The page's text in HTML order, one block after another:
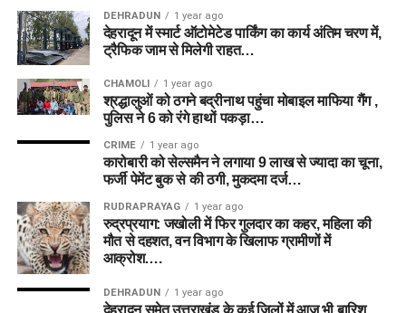
DEHRADUN 1 year ago
देहरादून में स्मार्ट ऑटोमेटेड पार्किंग का कार्य अंतिम चरण में,
ट्रैफिक जाम से मिलेगी राहत…
CHAMOLI 1 year ago
श्रद्धालुओं को ठगने बद्रीनाथ पहुंचा मोबाइल माफिया गैंग ,
पुलिस ने 6 को रंगे हाथों पकड़ा…
CRIME 1 year ago
कारोबारी को सेल्समैन ने लगाया 9 लाख से ज्यादा का चूना,
फर्जी पेमेंट बुक से की ठगी, मुकदमा दर्ज…
RUDRAPRAYAG 1 year ago
रुद्रप्रयाग: जखोली में फिर गुलदार का कहर, महिला की
मौत से दहशत, वन विभाग के खिलाफ ग्रामीणों में
आक्रोश….
DEHRADUN 1 year ago